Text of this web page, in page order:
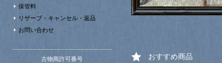
保管料
リザーブ・キャンセル・返品
お問い合わせ
古物商許可番号
おすすめ商品